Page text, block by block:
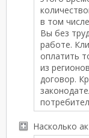
в том
Вы без
работе.
оплатить
из
договор.
Насколько